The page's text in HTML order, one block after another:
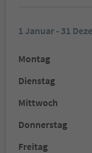
1 Januar - 31
Montag
Dienstag
Mittwoch
Donnerstag
Freitag